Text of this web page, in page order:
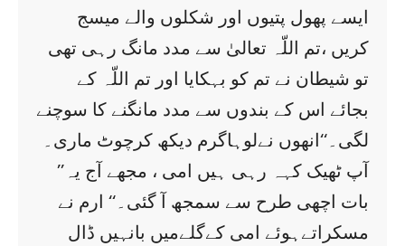
ایسے پھول پتیوں اور شکلوں والے میسج
کریں ،تم اللّہ تعالیٰ سے مدد مانگ رہی تھی
تو شیطان نے تم کو بہکایا اور تم اللّہ کے
بجائے اس کے بندوں سے مدد مانگنے کا سوچنے
لگی۔‘‘انھوں نےلوہاگرم دیکھ کرچوٹ ماری۔
’’آپ ٹھیک کہہ رہی ہیں امی ، مجھے آج یہ
بات اچھی طرح سے سمجھ آ گئی۔‘‘ ارم نے
مسکراتےہوئے امی کےگلےمیں بانہیں ڈال